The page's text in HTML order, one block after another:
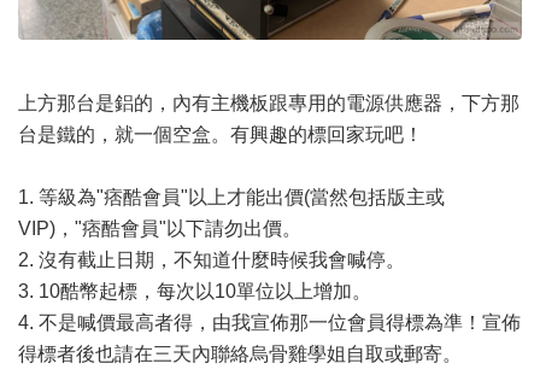
上方那台是鋁的，內有主機板跟專用的電源供應器，下方那
台是鐵的，就一個空盒。有興趣的標回家玩吧！
1. 等級為"痞酷會員"以上才能出價(當然包括版主或
VIP)，"痞酷會員"以下請勿出價。
2. 沒有截止日期，不知道什麼時候我會喊停。
3. 10酷幣起標，每次以10單位以上增加。
4. 不是喊價最高者得，由我宣佈那一位會員得標為準！宣佈
得標者後也請在三天內聯絡烏骨雞學姐自取或郵寄。